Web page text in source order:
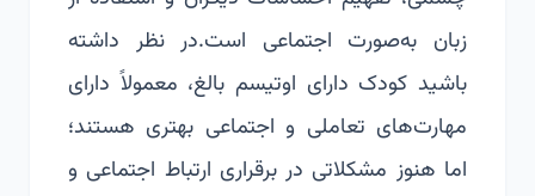
زبان به‌صورت اجتماعی است.در نظر داشته
باشید کودک دارای اوتیسم بالغ، معمولاً دارای
مهارت‌های تعاملی و اجتماعی بهتری هستند؛
اما هنوز مشکلاتی در برقراری ارتباط اجتماعی و